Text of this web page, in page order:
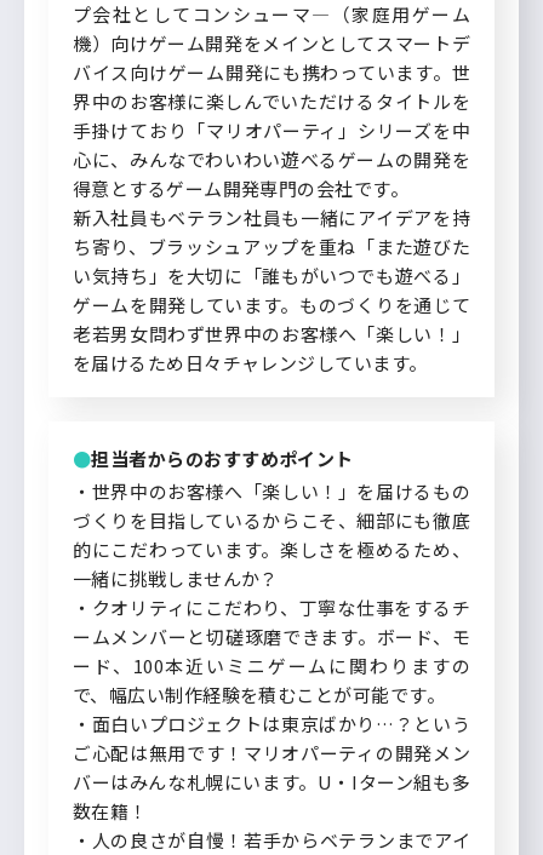
プ会社としてコンシューマ―（家庭用ゲーム
機）向けゲーム開発をメインとしてスマートデ
バイス向けゲーム開発にも携わっています。世
界中のお客様に楽しんでいただけるタイトルを
手掛けており「マリオパーティ」シリーズを中
心に、みんなでわいわい遊べるゲームの開発を
得意とするゲーム開発専門の会社です。
新入社員もベテラン社員も一緒にアイデアを持
ち寄り、ブラッシュアップを重ね「また遊びた
い気持ち」を大切に「誰もがいつでも遊べる」
ゲームを開発しています。ものづくりを通じて
老若男女問わず世界中のお客様へ「楽しい！」
を届けるため日々チャレンジしています。
担当者からのおすすめポイント
・世界中のお客様へ「楽しい！」を届けるもの
づくりを目指しているからこそ、細部にも徹底
的にこだわっています。楽しさを極めるため、
一緒に挑戦しませんか？
・クオリティにこだわり、丁寧な仕事をするチ
ームメンバーと切磋琢磨できます。ボード、モ
ード、100本近いミニゲームに関わりますの
で、幅広い制作経験を積むことが可能です。
・面白いプロジェクトは東京ばかり…？という
ご心配は無用です！マリオパーティの開発メン
バーはみんな札幌にいます。U・Iターン組も多
数在籍！
・人の良さが自慢！若手からベテランまでアイ